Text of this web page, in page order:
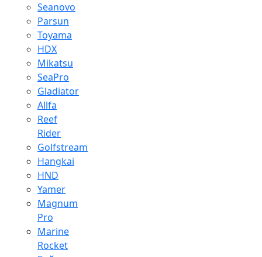
Seanovo
Parsun
Toyama
HDX
Mikatsu
SeaPro
Gladiator
Allfa
Reef
Rider
Golfstream
Hangkai
HND
Yamer
Magnum
Pro
Marine
Rocket